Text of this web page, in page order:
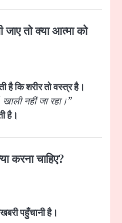
तो क्या आत्मा को
है कि शरीर तो वस्त्र है।
नहीं जा रहा।”
है।
चाहिए?
पहुँचानी है।